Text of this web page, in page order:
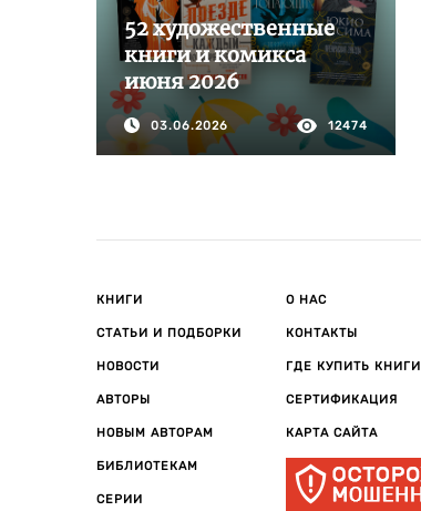
52 художественные
книги и комикса
июня 2026
03.06.2026 12474
КНИГИ
СТАТЬИ И ПОДБОРКИ
НОВОСТИ
АВТОРЫ
НОВЫМ АВТОРАМ
БИБЛИОТЕКАМ
СЕРИИ
О НАС
КОНТАКТЫ
ГДЕ КУПИТЬ КНИГИ
СЕРТИФИКАЦИЯ
КАРТА САЙТА